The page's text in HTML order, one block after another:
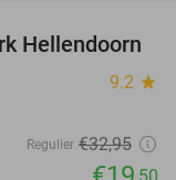
41%
Hellendoorn
9.2 star
Regulier €32,95